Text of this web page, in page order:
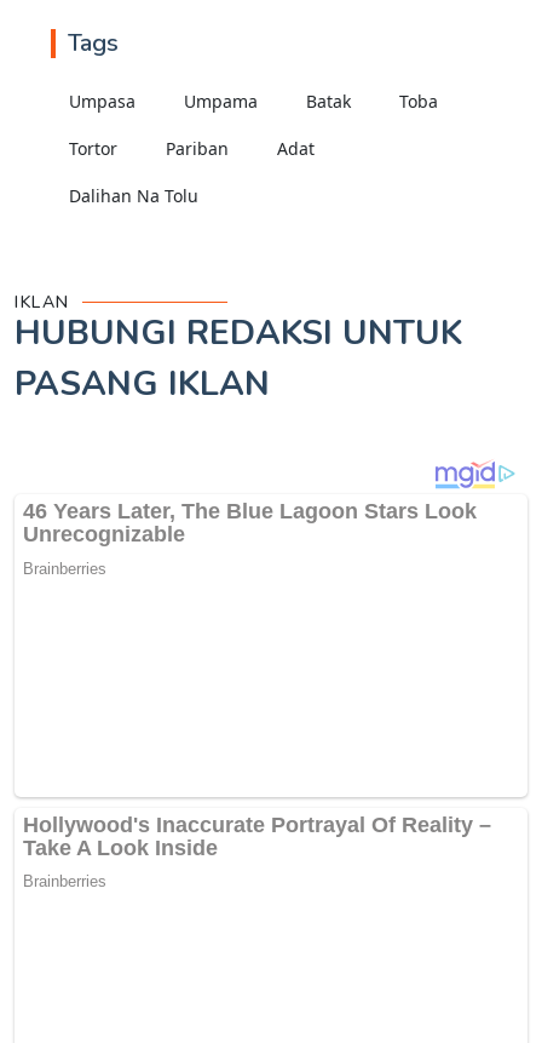
Tags
Umpasa Umpama Batak Toba
Tortor Pariban Adat
Dalihan Na Tolu
IKLAN
HUBUNGI REDAKSI UNTUK
PASANG IKLAN